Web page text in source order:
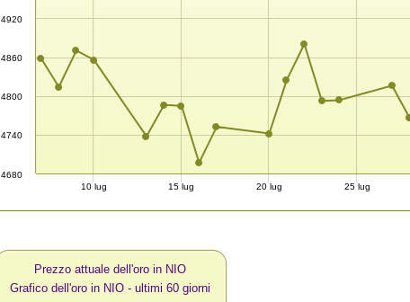
4680
4740
4800
4860
4920
10 lug 15 lug 20 lug 25 lug
Prezzo attuale dell'oro in NIO
Grafico dell'oro in NIO - ultimi 60 giorni